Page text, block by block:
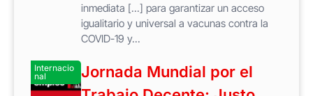
inmediata [...] para garantizar un acceso
igualitario y universal a vacunas contra la
COVID-19 y...
Internacio
nal
Jornada Mundial por el